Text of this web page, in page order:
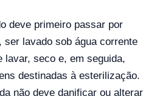
deve primeiro passar por
ser lavado sob água corrente
lavar, seco e, em seguida,
destinadas à esterilização.
não deve danificar ou alterar